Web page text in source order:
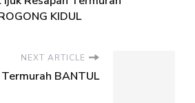
KIDUL
NEXT ARTICLE
BANTUL